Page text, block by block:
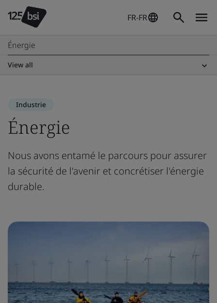
FR-FR
Énergie
View all
Industrie
Énergie
Nous avons entamé le parcours pour assurer
la sécurité de l'avenir et concrétiser l'énergie
durable.